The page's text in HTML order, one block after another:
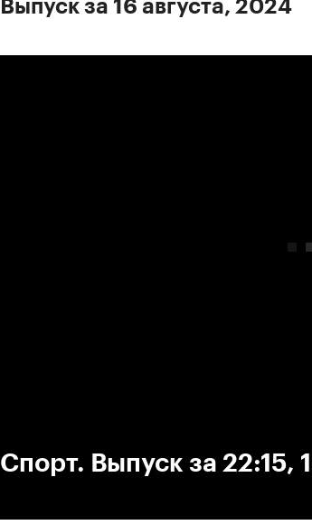
Выпуск за 16 августа, 2024
Спорт. Выпуск за 22:15,